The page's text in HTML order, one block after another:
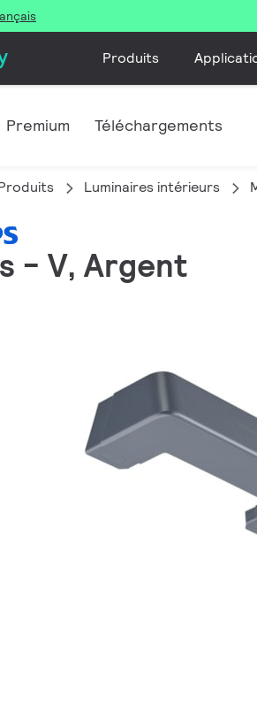
Produits
Premium Téléchargements
Luminaires intérieurs
- V, Argent